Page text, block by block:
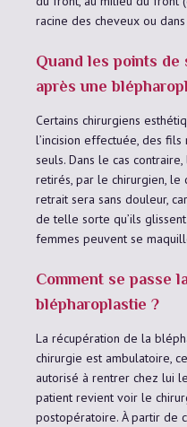
racine des cheveux ou
Quand les points
après une
Certains chirurgiens
l’incision effectuée, des
seuls. Dans le cas
retirés, par le chirurgien, le
retrait sera sans douleur,
de telle sorte qu’ils
femmes peuvent se
Comment se passe
blépharoplastie ?
La récupération de la
chirurgie est ambulatoire,
autorisé à rentrer chez lui
patient revient voir le
postopératoire. À partir de